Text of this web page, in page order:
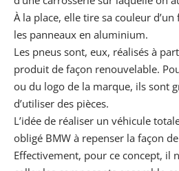
À la place, elle tire sa couleur
les panneaux en aluminium.
Les pneus sont, eux, réalisés à
produit de façon renouvelable.
ou du logo de la marque, ils sont
d’utiliser des pièces.
L’idée de réaliser un véhicule
obligé BMW à repenser la façon
Effectivement, pour ce concept, il